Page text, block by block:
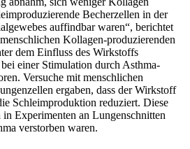
Becherzellen in der
auffindbar waren“, berichtet
Kollagen-produzierenden
dem Einfluss des Wirkstoffs
einer Stimulation durch Asthma-
Versuche mit menschlichen
ergaben, dass der Wirkstoff
Schleimproduktion reduziert. Diese
in Experimenten an Lungenschnitten
verstorben waren.